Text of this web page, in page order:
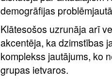
demogrāfijas
Klātesošos uzrunāja arī
akcentēja, ka dzimstības
komplekss jautājums, ko
grupas ietvaros.